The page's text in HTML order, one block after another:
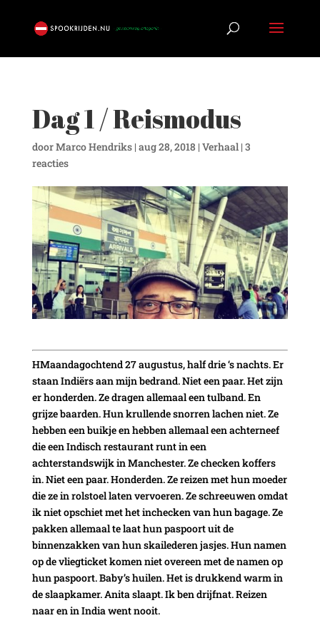
Dag 1 / Reismodus
doorMarco Hendriks| aug 28, 2018 | Verhaal| 3
reacties
HMaandagochtend 27 augustus, half drie ‘s nachts. Er
staan Indiërs aan mijn bedrand. Niet een paar. Het zijn
er honderden. Ze dragen allemaal een tulband. En
grijze baarden. Hun krullende snorren lachen niet. Ze
hebben een buikje en hebben allemaal een achterneef
die een Indisch restaurant runt in een
achterstandswijk in Manchester. Ze checken koffers
in. Niet een paar. Honderden. Ze reizen met hun moeder
die ze in rolstoel laten vervoeren. Ze schreeuwen omdat
ik niet opschiet met het inchecken van hun bagage. Ze
pakken allemaal te laat hun paspoort uit de
binnenzakken van hun skailederen jasjes. Hun namen
op de vliegticket komen niet overeen met de namen op
hun paspoort. Baby’s huilen. Het is drukkend warm in
de slaapkamer. Anita slaapt. Ik ben drijfnat. Reizen
naar en in India went nooit.